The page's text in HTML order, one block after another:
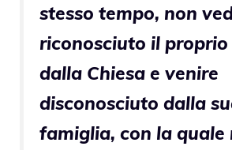
stesso tempo, non
riconosciuto il
dalla Chiesa e venire
disconosciuto dalla
famiglia, con la quale